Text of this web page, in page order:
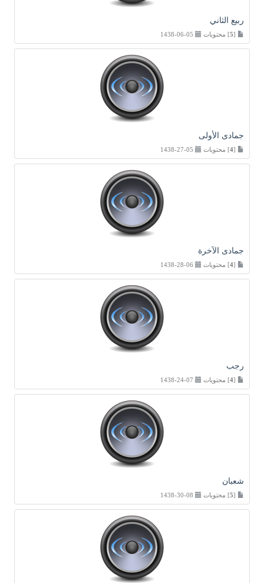
ربيع الثاني
[
5] محتويات
جمادى الأولى
[
4] محتويات
جمادى الآخرة
[
4] محتويات
رجب
[
4] محتويات
شعبان
[
5] محتويات